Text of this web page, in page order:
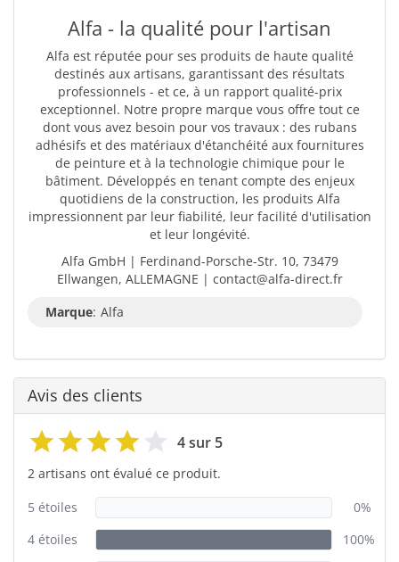
Alfa - la qualité pour l'artisan
Alfa est réputée pour ses produits de haute qualité
destinés aux artisans, garantissant des résultats
professionnels - et ce, à un rapport qualité-prix
exceptionnel. Notre propre marque vous offre tout ce
dont vous avez besoin pour vos travaux : des rubans
adhésifs et des matériaux d'étanchéité aux fournitures
de peinture et à la technologie chimique pour le
bâtiment. Développés en tenant compte des enjeux
quotidiens de la construction, les produits Alfa
impressionnent par leur fiabilité, leur facilité d'utilisation
et leur longévité.
Alfa GmbH | Ferdinand-Porsche-Str. 10, 73479
Ellwangen, ALLEMAGNE | contact@alfa-direct.fr
Marque: Alfa
Avis des clients
4 sur 5
2 artisans ont évalué ce produit.
5 étoiles
0%
4 étoiles
100%